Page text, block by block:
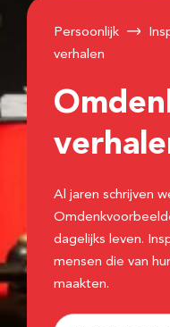
Persoonlijk
verhalen
Al jaren schrijven
dagelijks leven.
mensen die van
maakten.